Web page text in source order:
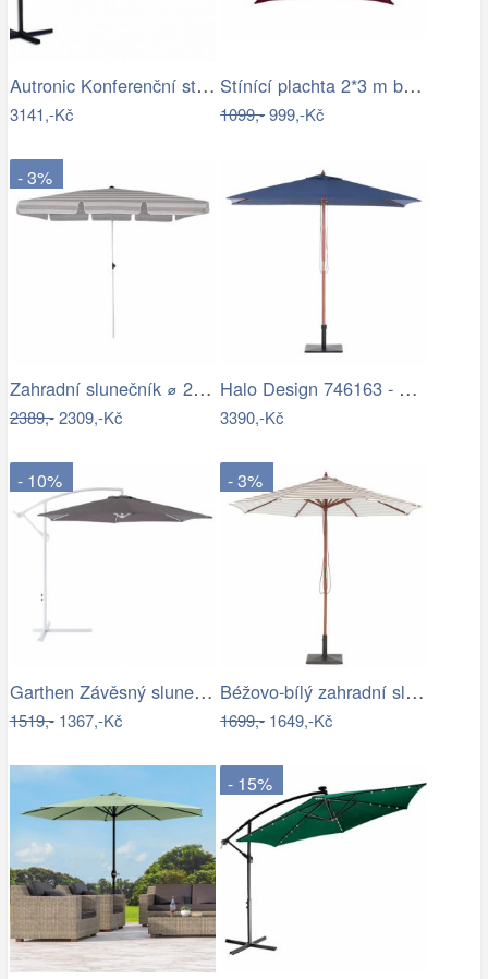
Autronic Konferenční stolek AHG-402 WT
3141,-Kč
Stínící plachta 2*3 m bordó
1099,-999,-Kč
- 3%
Zahradní slunečník ⌀ 2,85 m světle…
2389,-2309,-Kč
Halo Design 746163 - LED Stm. nab.…
3390,-Kč
- 10%
Garthen Závěsný slunečník s kličkou - 3…
1519,-1367,-Kč
- 3%
Béžovo-bílý zahradní slunečník ⌀260 cm…
1699,-1649,-Kč
- 15%